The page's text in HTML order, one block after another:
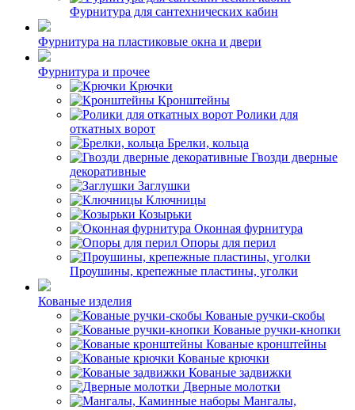
Фурнитура для сантехнических кабин
Фурнитура на пластиковые окна и двери
Фурнитура и прочее
Крючки
Кронштейны
Ролики для
откатных ворот
Брелки, кольца
Гвозди дверные
декоративные
Заглушки
Ключницы
Козырьки
Оконная фурнитура
Опоры для перил
Проушины, крепежные пластины, уголки
Кованые изделия
Кованые ручки-скобы
Кованые ручки-кнопки
Кованые кронштейны
Кованые крючки
Кованые задвижки
Дверные молотки
Мангалы,